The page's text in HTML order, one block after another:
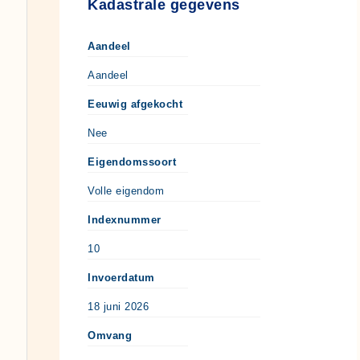
Kadastrale gegevens
Aandeel
Aandeel
Eeuwig afgekocht
Nee
Eigendomssoort
Volle eigendom
Indexnummer
10
Invoerdatum
18 juni 2026
Omvang